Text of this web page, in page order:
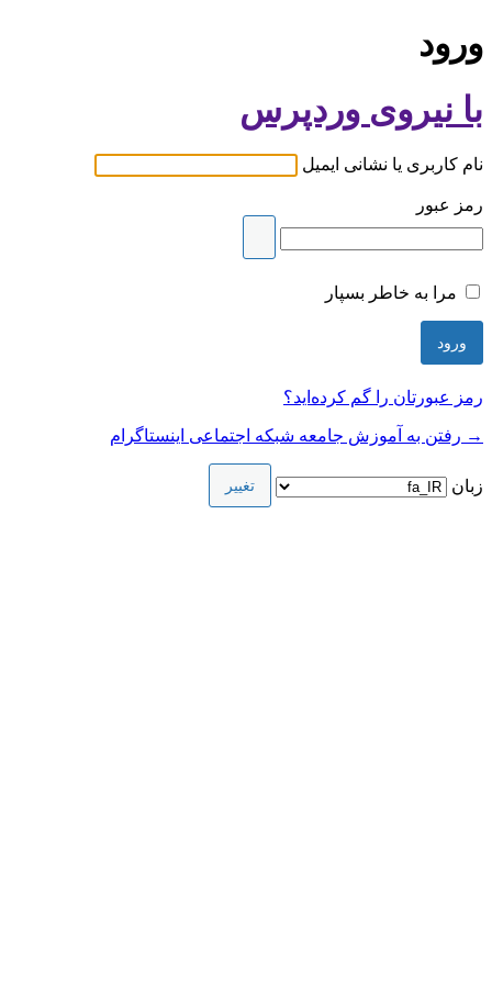
ورود
با نیروی وردپرس
نام کاربری یا نشانی ایمیل
رمز عبور
مرا به خاطر بسپار
رمز عبورتان را گم کرده‌اید؟
→ رفتن به آموزش جامعه شبکه اجتماعی اینستاگرام
زبان